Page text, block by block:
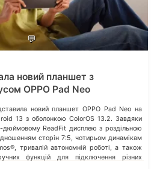
💬
новий планшет з
OPPO Pad Neo
новий планшет OPPO Pad Neo на
13 з оболонкою ColorOS 13.2. Завдяки
дюймовому ReadFit дисплею з роздільною
сторін 7:5, чотирьом динамікам
тривалій автономній роботі, а також
функцій для підключення різних